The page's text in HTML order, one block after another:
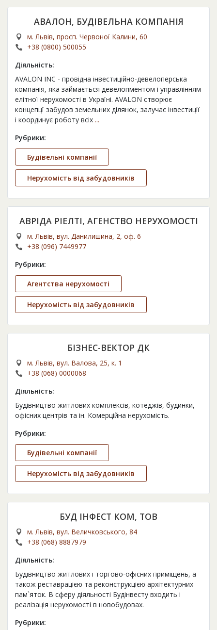
АВАЛОН, БУДІВЕЛЬНА КОМПАНІЯ
м. Львів, просп. Червоної Калини, 60
+38 (0800) 500055
Діяльність:
AVALON INC - провідна інвестиційно-девелоперська
компанія, яка займається девелопментом і управлінням
елітної нерухомості в Україні. AVALON створює
концепцї забудов земельних ділянок, залучає інвестиції
і координує роботу всіх ...
Рубрики:
Будівельні компанії
Нерухомість від забудовників
АВРІДА РІЕЛТІ, АГЕНСТВО НЕРУХОМОСТІ
м. Львів, вул. Данилишина, 2, оф. 6
+38 (096) 7449977
Рубрики:
Агентства нерухомості
Нерухомість від забудовників
БІЗНЕС-ВЕКТОР ДК
м. Львів, вул. Валова, 25, к. 1
+38 (068) 0000068
Діяльність:
Будівництво житлових комплексів, котеджів, будинки,
офісних центрів та ін. Комерційна нерухомість.
Рубрики:
Будівельні компанії
Нерухомість від забудовників
БУД ІНФЕСТ КОМ, ТОВ
м. Львів, вул. Величковського, 84
+38 (068) 8887979
Діяльність:
Будівництво житлових і торгово-офісних приміщень, а
також реставрацією та реконструкцією архітектурних
пам`яток. В сферу діяльності Будінвесту входить і
реалізація нерухомості в новобудовах.
Рубрики: